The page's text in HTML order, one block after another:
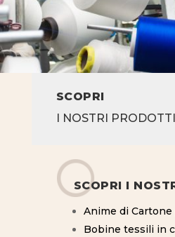
SCOPRI
I NOSTRI PRODOTTI
SCOPRI I
Anime di
Bobine tessili in